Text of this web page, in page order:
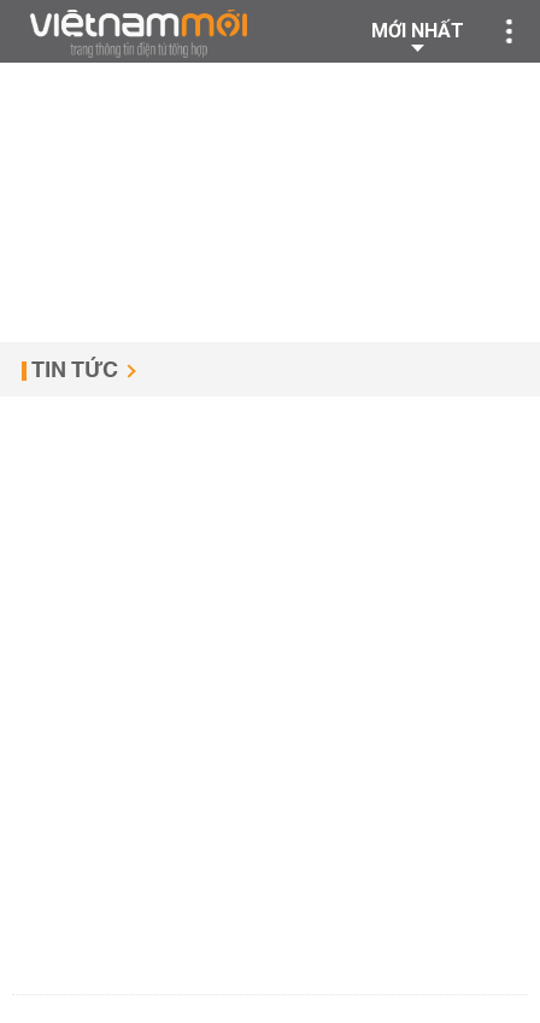
MỚI NHẤT
TIN TỨC